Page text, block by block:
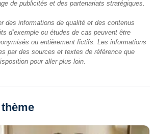
de publicités et des partenariats stratégiques.
des informations de qualité et des contenus
d’exemple ou études de cas peuvent être
ou entièrement fictifs. Les informations
par des sources et textes de référence que
pour aller plus loin.